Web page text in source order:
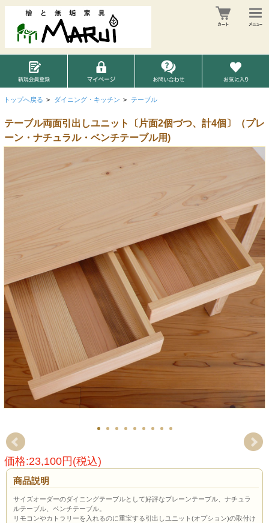
トップへ戻る > ダイニング・キッチン > テーブル
テーブル両面引出しユニット〔片面2個づつ、計4個〕（プレ
ーン・ナチュラル・ベンチテーブル用)
価格:23,100円(税込)
商品説明
サイズオーダーのダイニングテーブルとして好評なプレーンテーブル、ナチュラ
ルテーブル、ベンチテーブル。
リモコンやカトラリーを入れるのに重宝する引出しユニット(オプション)の取付け